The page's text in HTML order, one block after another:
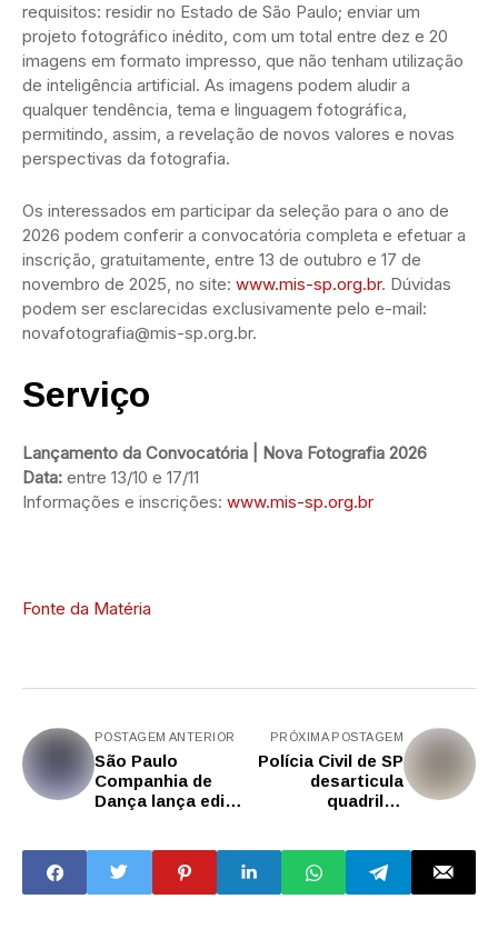
requisitos: residir no Estado de São Paulo; enviar um
projeto fotográfico inédito, com um total entre dez e 20
imagens em formato impresso, que não tenham utilização
de inteligência artificial. As imagens podem aludir a
qualquer tendência, tema e linguagem fotográfica,
permitindo, assim, a revelação de novos valores e novas
perspectivas da fotografia.
Os interessados em participar da seleção para o ano de
2026 podem conferir a convocatória completa e efetuar a
inscrição, gratuitamente, entre 13 de outubro e 17 de
novembro de 2025, no site: www.mis-sp.org.br. Dúvidas
podem ser esclarecidas exclusivamente pelo e-mail:
novafotografia@mis-sp.org.br.
Serviço
Lançamento da Convocatória | Nova Fotografia 2026
Data: entre 13/10 e 17/11
Informações e inscrições: www.mis-sp.org.br
Fonte da Matéria
POSTAGEM ANTERIOR
São Paulo
Companhia de
Dança lança edital
o Ateliê De
Criação 2026
PRÓXIMA POSTAGEM
Polícia Civil de SP
desarticula
quadrilha
celulares e
fraudes bancárias